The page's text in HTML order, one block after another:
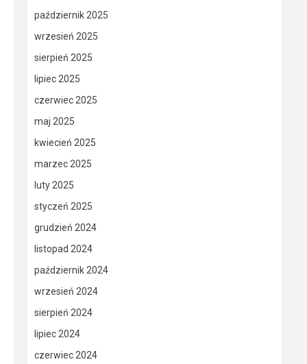
październik 2025
wrzesień 2025
sierpień 2025
lipiec 2025
czerwiec 2025
maj 2025
kwiecień 2025
marzec 2025
luty 2025
styczeń 2025
grudzień 2024
listopad 2024
październik 2024
wrzesień 2024
sierpień 2024
lipiec 2024
czerwiec 2024